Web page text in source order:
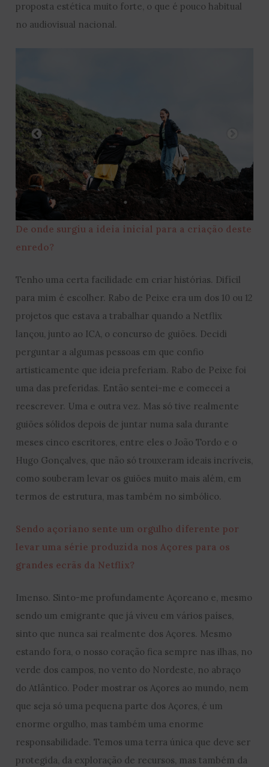
proposta estética muito forte, o que é pouco habitual
no audiovisual nacional.
De onde surgiu a ideia inicial para a criação deste
enredo?
Tenho uma certa facilidade em criar histórias. Difícil
para mim é escolher. Rabo de Peixe era um dos 10 ou 12
projetos que estava a trabalhar quando a Netflix
lançou, junto ao ICA, o concurso de guiões. Decidi
perguntar a algumas pessoas em que confio
artisticamente que ideia preferiam. Rabo de Peixe foi
uma das preferidas. Então sentei-me e comecei a
reescrever. Uma e outra vez. Mas só tive realmente
guiões sólidos depois de juntar numa sala durante
meses cinco escritores, entre eles o João Tordo e o
Hugo Gonçalves, que não só trouxeram ideais incríveis,
como souberam levar os guiões muito mais além, em
termos de estrutura, mas também no simbólico.
Sendo açoriano sente um orgulho diferente por
levar uma série produzida nos Açores para os
grandes ecrãs da Netflix?
Imenso. Sinto-me profundamente Açoreano e, mesmo
sendo um emigrante que já viveu em vários países,
sinto que nunca sai realmente dos Açores. Mesmo
estando fora, o nosso coração fica sempre nas ilhas, no
verde dos campos, no vento do Nordeste, no abraço
do Atlântico. Poder mostrar os Açores ao mundo, nem
que seja só uma pequena parte dos Açores, é um
enorme orgulho, mas também uma enorme
responsabilidade. Temos uma terra única que deve ser
protegida, da exploração de recursos, mas também da